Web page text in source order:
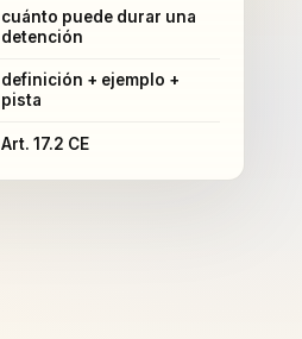
cuánto puede durar una
detención
definición + ejemplo +
pista
Art. 17.2 CE